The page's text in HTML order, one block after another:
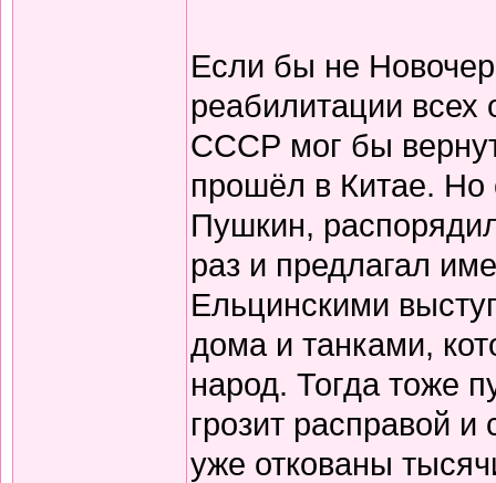
Если бы не
реабилитации всех
СССР мог бы
прошёл в Китае. Но
Пушкин,
раз и предлагал
Ельцинскими
дома и танками,
народ. Тогда тоже
грозит расправой
уже откованы